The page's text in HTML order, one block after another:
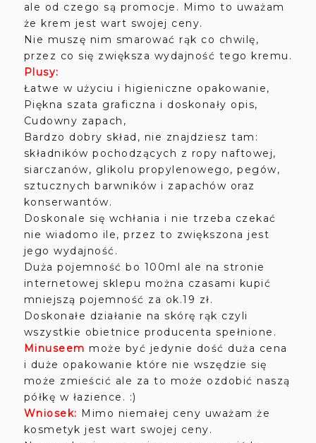
ale od czego są promocje. Mimo to uważam
że krem jest wart swojej ceny.
Nie muszę nim smarować rąk co chwilę,
przez co się zwiększa wydajność tego kremu.
Plusy:
Łatwe w użyciu i higieniczne opakowanie,
Piękna szata graficzna i doskonały opis,
Cudowny zapach,
Bardzo dobry skład, nie znajdziesz tam:
składników pochodzących z ropy naftowej,
siarczanów, glikolu propylenowego, pegów,
sztucznych barwników i zapachów oraz
konserwantów.
Doskonale się wchłania i nie trzeba czekać
nie wiadomo ile, przez to zwiększona jest
jego wydajność.
Duża pojemność bo 100ml ale na stronie
internetowej sklepu można czasami kupić
mniejszą pojemność za ok.19 zł.
Doskonałe działanie na skórę rąk czyli
wszystkie obietnice producenta spełnione.
Minuseem może być jedynie dość duża cena
i duże opakowanie które nie wszędzie się
może zmieścić ale za to może ozdobić naszą
półkę w łazience. :)
Wniosek: Mimo niemałej ceny uważam że
kosmetyk jest wart swojej ceny.